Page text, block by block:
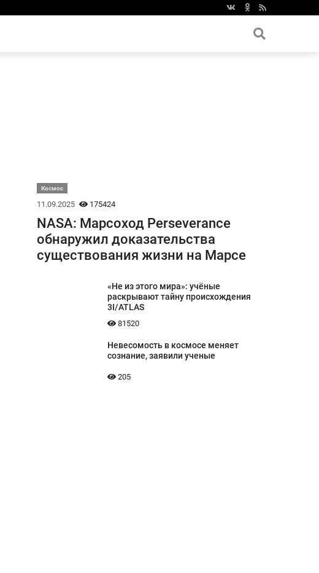
Космос
11.09.2025 175424
NASA: Марсоход Perseverance
обнаружил доказательства
существования жизни на Марсе
«Не из этого мира»: учёные
раскрывают тайну происхождения
3I/ATLAS
81520
Невесомость в космосе меняет
сознание, заявили ученые
205